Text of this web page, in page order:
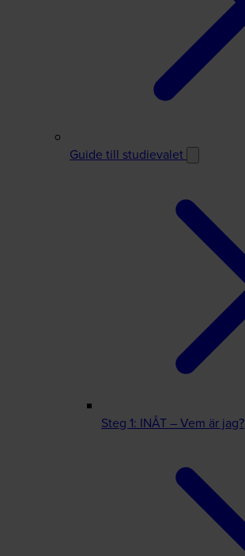
Guide till studievalet
Steg 1: INÅT – Vem är jag?